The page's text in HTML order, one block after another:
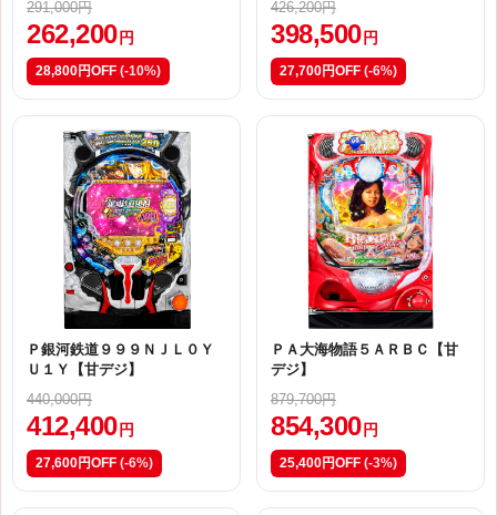
291,000円
262,200 円
28,800円OFF (-10%)
426,200円
398,500 円
27,700円OFF (-6%)
Ｐ銀河鉄道９９９ＮＪＬ０Ｙ
Ｕ１Ｙ【甘デジ】
440,000円
412,400 円
27,600円OFF (-6%)
ＰＡ大海物語５ＡＲＢＣ【甘
デジ】
879,700円
854,300 円
25,400円OFF (-3%)